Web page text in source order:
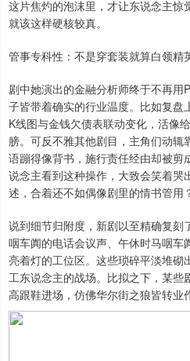
这片焦灼的泡沫里，才让东说念主惊
就该这样硬核较真。
管事专科性：不是穿套装就算白领精
剧中她演出的金融分析师终于不再
子皆带着确实的行业温度。比如复盘
K线图与金钱欠债表联动变化，活像
膀。可反不雅其他剧目，主角们动
语蹦得像背书，施行责任经由却被剪
说念主看到这种操作，大致会笑着
述，合着还不如偶像剧里的情书管用
说到细节归附度，新剧以至精确复刻
咽车阗的电话会议声、午休时马咽车
亮着灯的工位区。这些琐碎平淡堆砌
工东说念主的战场。比拟之下，某些
高跟鞋进场，仿佛华尔街之狼皆转业